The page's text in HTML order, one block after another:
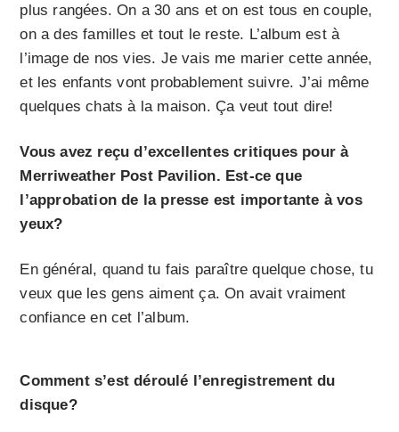
plus rangées. On a 30 ans et on est tous en couple,
on a des familles et tout le reste. L’album est à
l’image de nos vies. Je vais me marier cette année,
et les enfants vont probablement suivre. J’ai même
quelques chats à la maison. Ça veut tout dire!
Vous avez reçu d’excellentes critiques pour à
Merriwea­ther Post Pavilion. Est-ce que
l’approbation de la presse est importante à vos
yeux?
En général, quand tu fais paraître quelque chose, tu
veux que les gens aiment ça. On avait vraiment
confiance en cet l’album.
Comment s’est déroulé l’enregistrement du
disque?